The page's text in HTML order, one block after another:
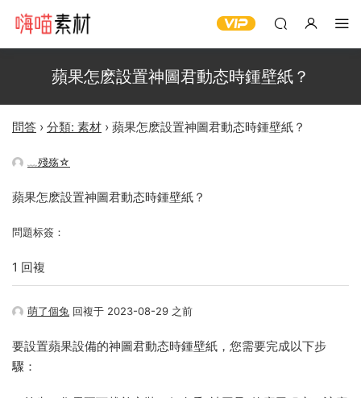
蘋果怎麽設置神圖君動态時鍾壁紙？
問答 › 分類: 素材 › 蘋果怎麽設置神圖君動态時鍾壁紙？
﹏殘殇☆
蘋果怎麽設置神圖君動态時鍾壁紙？
問題标簽：
1 回複
萌了個兔 回複于 2023-08-29 之前
要設置蘋果設備的神圖君動态時鍾壁紙，您需要完成以下步
驟：